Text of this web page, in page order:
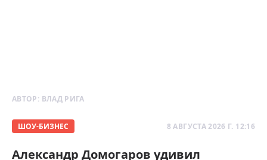
АВТОР: ВЛАД РИГА
ШОУ-БИЗНЕС 8 АВГУСТА 2026 Г. 12:16
Александр Домогаров удивил